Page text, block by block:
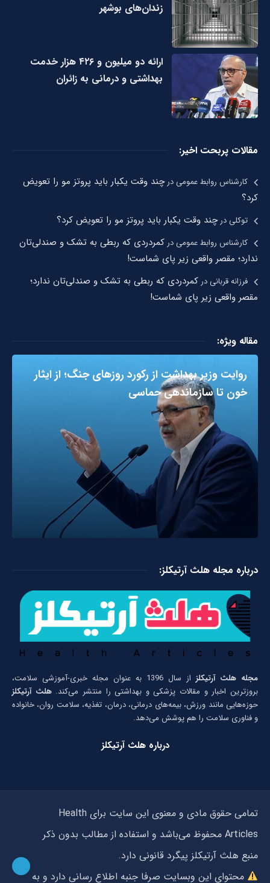
زندان‌های بوشهر
ارائه دو میلیون و ۴۲۶ هزار خدمت
بهداشتی و درمانی به زائران
مقالات پربحت اخیر:
کارشناس روابط عمومیدرچند وقت یکبار باید پروتز مو را تعویض
کرد؟
توکلیدرچند وقت یکبار باید پروتز مو را تعویض کرد؟
کارشناس روابط عمومیدر کمردردی که ربطی به تشک و صندلی‌تان
ندارد؛ مقصر واقعی زیر پای شماست!
فرزانه قربانیدر کمردردی که ربطی به تشک و صندلی‌تان ندارد؛
مقصر واقعی زیر پای شماست!
مقاله ویژه:
روایت وزیر بهداشت از رکورد روزهای جنگ؛ از ایثار
خون تا سازماندهی حماسی
درباره مجله هلث آرتیکلز:
مجله هلث آرتیکلز
از سال 1396 به عنوان مجله خبری-آموزشی سلامت،
بروزترین اخبار و مقالات پزشکی و بهداشتی را منتشر می‌کند.هلث آرتیکلز
حوزه‌هایی مانند ورزش، بیمه‌های درمانی، درمان، تغذیه، سلامت روان، خانواده
و فناوری سلامت را هم پوشش می‌دهد.
درباره هلث آرتیکلز
تمامی حقوق مادی و معنوی این سایت برای Health
Articles محفوظ می‌باشد و استفاده از مطالب بدون ذکر
منبع هلث آرتیکلز پیگرد قانونی دارد.
محتوای این وبسایت صرفا جنبه اطلاع رسانی دارد و به